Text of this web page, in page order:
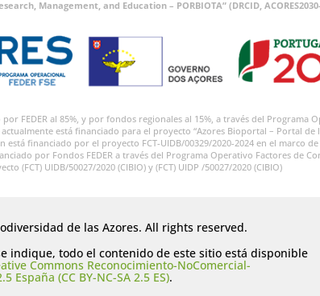
Management, and Education – PORBIOTA” (DRCID, ACORES2030-
FEDER al 85%, y por fondos regionales al 15%, a través del Programa
actualmente está financiado para el proyecto “Azores Bioportal – Portal de
está financiado por el proyecto FCT-UIDB/00329/2020-2024 en el marco
por Fondos FEDER a través del Programa Operativo Factores de
(FCT) UIDB/50027/2020 (CIBIO) y (FCT) UIDP /50027/2020 (CIBIO)
de las Azores. All rights reserved.
indique, todo el contenido de este sitio está disponible
Commons Reconocimiento-NoComercial-
España (CC BY-NC-SA 2.5 ES).